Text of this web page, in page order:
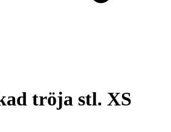
tröja stl. XS